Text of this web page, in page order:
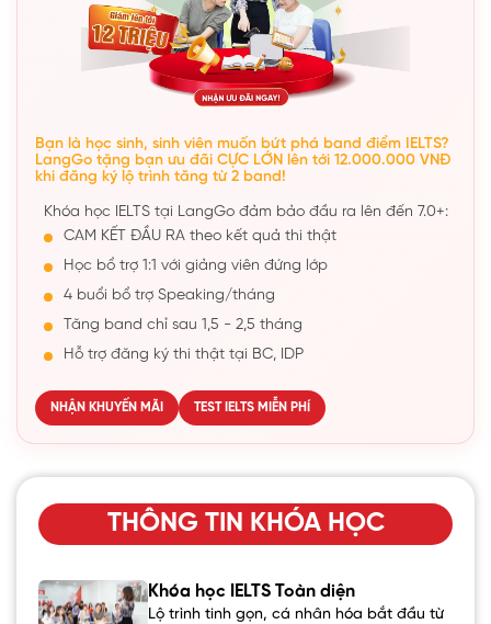
Bạn là học sinh, sinh viên muốn bứt phá band điểm IELTS?
LangGo tặng bạn ưu đãi CỰC LỚN lên tới 12.000.000 VNĐ
khi đăng ký lộ trình tăng từ 2 band!
Khóa học IELTS tại LangGo đảm bảo đầu ra lên đến 7.0+:
CAM KẾT ĐẦU RA theo kết quả thi thật
Học bổ trợ 1:1 với giảng viên đứng lớp
4 buổi bổ trợ Speaking/tháng
Tăng band chỉ sau 1,5 - 2,5 tháng
Hỗ trợ đăng ký thi thật tại BC, IDP
NHẬN KHUYẾN MÃI TEST IELTS MIỄN PHÍ
THÔNG TIN KHÓA HỌC
Khóa học IELTS Toàn diện
Lộ trình tinh gọn, cá nhân hóa bắt đầu từ